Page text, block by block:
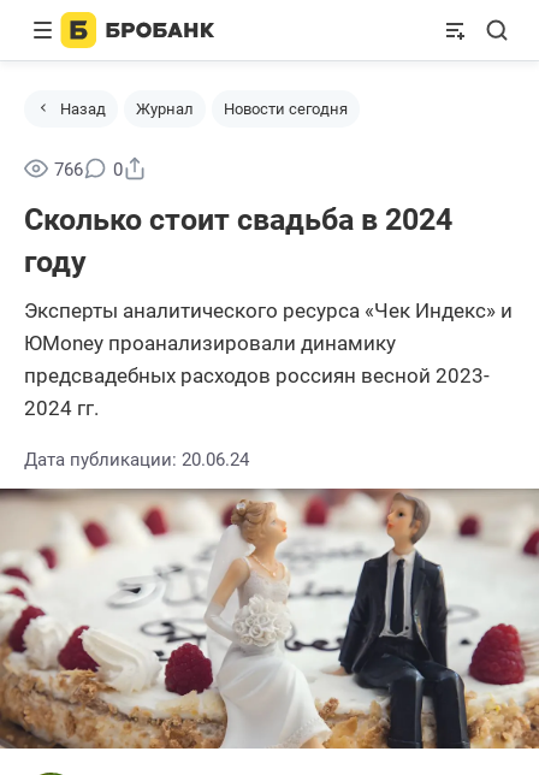
Назад Журнал Новости сегодня
766 0
Сколько стоит свадьба в 2024
году
Эксперты аналитического ресурса «Чек Индекс» и
ЮMoney проанализировали динамику
предсвадебных расходов россиян весной 2023-
2024 гг.
Дата публикации: 20.06.24